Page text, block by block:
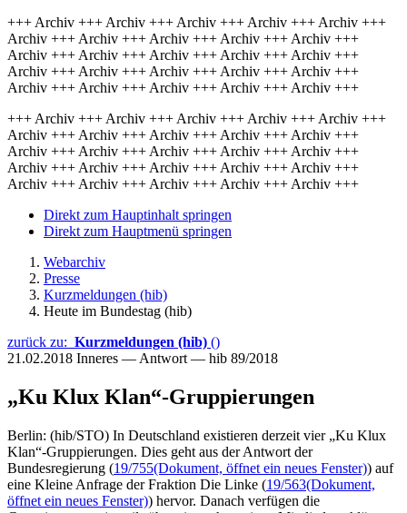
+++ Archiv +++ Archiv +++ Archiv +++ Archiv +++ Archiv +++
Archiv +++ Archiv +++ Archiv +++ Archiv +++ Archiv +++
Archiv +++ Archiv +++ Archiv +++ Archiv +++ Archiv +++
Archiv +++ Archiv +++ Archiv +++ Archiv +++ Archiv +++
Archiv +++ Archiv +++ Archiv +++ Archiv +++ Archiv +++
+++ Archiv +++ Archiv +++ Archiv +++ Archiv +++ Archiv +++
Archiv +++ Archiv +++ Archiv +++ Archiv +++ Archiv +++
Archiv +++ Archiv +++ Archiv +++ Archiv +++ Archiv +++
Archiv +++ Archiv +++ Archiv +++ Archiv +++ Archiv +++
Archiv +++ Archiv +++ Archiv +++ Archiv +++ Archiv +++
Direkt zum Hauptinhalt springen
Direkt zum Hauptmenü springen
Webarchiv
Presse
Kurzmeldungen (hib)
Heute im Bundestag (hib)
zurück zu: Kurzmeldungen (hib) ()
21.02.2018 Inneres — Antwort — hib 89/2018
„Ku Klux Klan“-Gruppierungen
Berlin: (hib/STO) In Deutschland existieren derzeit vier „Ku Klux
Klan“-Gruppierungen. Dies geht aus der Antwort der
Bundesregierung (19/755(Dokument, öffnet ein neues Fenster)) auf
eine Kleine Anfrage der Fraktion Die Linke (19/563(Dokument,
öffnet ein neues Fenster)) hervor. Danach verfügen die